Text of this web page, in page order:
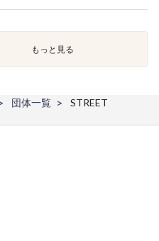
もっと見る
団体一覧
STREET